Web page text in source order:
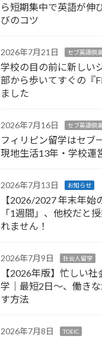
ら短期集中で英語が伸
びのコツ
2026年7月21日 セブ英語倶
学校の目の前に新しい
部から歩いてすぐの『
ました
2026年7月16日 セブ英語倶
フィリピン留学はセブ
現地生活13年・学校運
2026年7月13日 お知らせ
【2026/2027 年末年始
「1週間」、他校だと
れません！
2026年7月9日 社会人留学
【2026年版】忙しい
学｜最短2日〜、働き
す方法
2026年7月8日 TOEIC